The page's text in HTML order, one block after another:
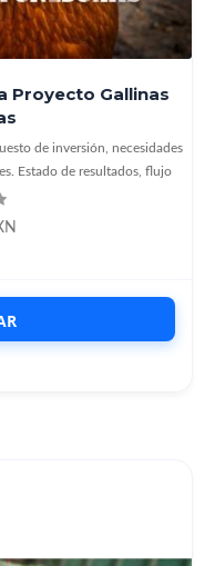
Proyecto Gallinas
de inversión, necesidades
Estado de resultados, flujo